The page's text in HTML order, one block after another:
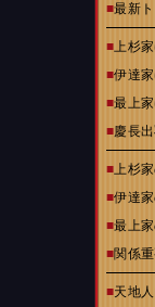
■最新
■上杉
■伊達
■最上
■慶長
■上杉
■伊達
■最上
■関係
■天地